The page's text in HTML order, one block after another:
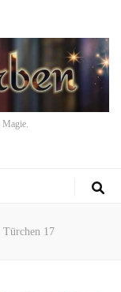
Magie.
Türchen 17